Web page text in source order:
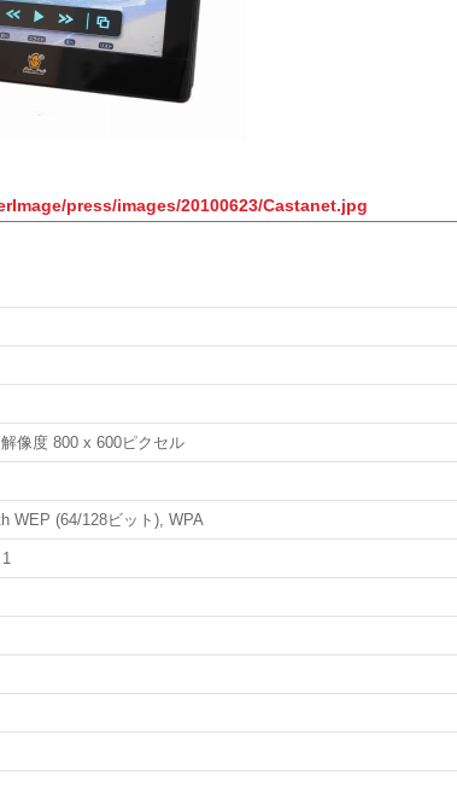
press/images/20100623/Castanet.jpg
像度 800 x 600ピクセル
WEP (64/128ビット), WPA